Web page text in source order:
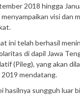
2018 hingga
visi dan
ini telah berhasil
di dapil Jawa
(Pileg), yang akan
mendatang.
hasilnya sungguh luar